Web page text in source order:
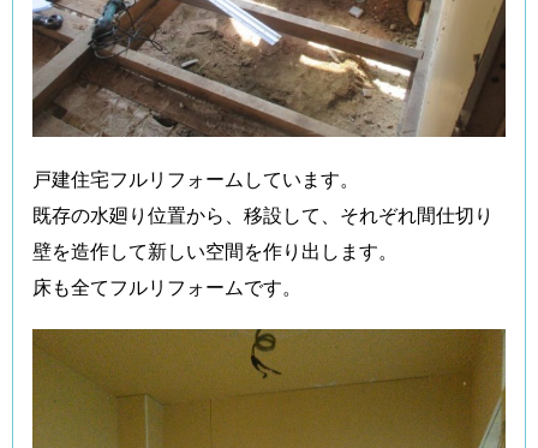
戸建住宅フルリフォームしています。
既存の水廻り位置から、移設して、それぞれ間仕切り
壁を造作して新しい空間を作り出します。
床も全てフルリフォームです。